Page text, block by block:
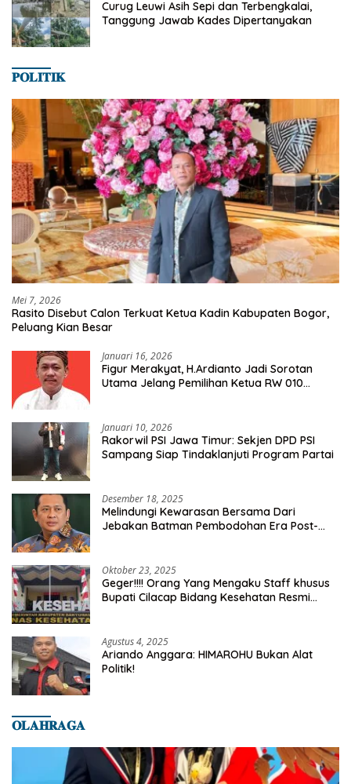
Curug Leuwi Asih Sepi dan Terbengkalai,
Tanggung Jawab Kades Dipertanyakan
𝐏𝐎𝐋𝐈𝐓𝐈𝐊
Mei 7, 2026
Rasito Disebut Calon Terkuat Ketua Kadin Kabupaten Bogor,
Peluang Kian Besar
Januari 16, 2026
Figur Merakyat, H.Ardianto Jadi Sorotan
Utama Jelang Pemilihan Ketua RW 010
Januari 10, 2026
Rakorwil PSI Jawa Timur: Sekjen DPD PSI
Sampang Siap Tindaklanjuti Program Partai
Desember 18, 2025
Melindungi Kewarasan Bersama Dari
Jebakan Batman Pembodohan Era Post-
Oktober 23, 2025
Geger!!!! Orang Yang Mengaku Staff khusus
Bupati Cilacap Bidang Kesehatan Resmi
Agustus 4, 2025
Ariando Anggara: HIMAROHU Bukan Alat
Politik!
𝐎𝐋𝐀𝐇𝐑𝐀𝐆𝐀